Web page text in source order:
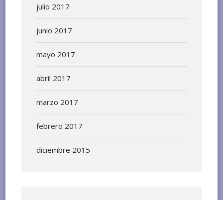
julio 2017
junio 2017
mayo 2017
abril 2017
marzo 2017
febrero 2017
diciembre 2015